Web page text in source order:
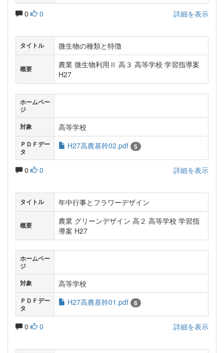
0 0 詳細を表示
タイトル 微生物の種類と特徴
概要
農業 微生物利用Ⅱ 高３ 高等学校 学習指導案
H27
ホームペー
ジ
対象
高等学校
ＰＤＦデー
タ
H27高農基幹02.pdf 5
0 0 詳細を表示
タイトル 年中行事とフラワーデザイン
概要
農業 グリーンデザイン 高２ 高等学校 学習指
導案 H27
ホームペー
ジ
対象
高等学校
ＰＤＦデー
タ
H27高農基幹01.pdf 6
0 0 詳細を表示